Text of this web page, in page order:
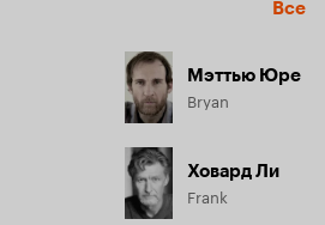
Все
Мэттью Юре
Bryan
Ховард Ли
Frank